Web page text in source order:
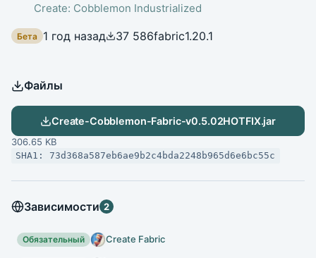
Create: Cobblemon Industrialized
Бета 1 год назад 37 586fabric1.20.1
Файлы
Create-Cobblemon-Fabric-v0.5.02HOTFIX.jar
306.65 KB
SHA1: 73d368a587eb6ae9b2c4bda2248b965d6e6bc55c
Зависимости 2
Обязательный Create Fabric